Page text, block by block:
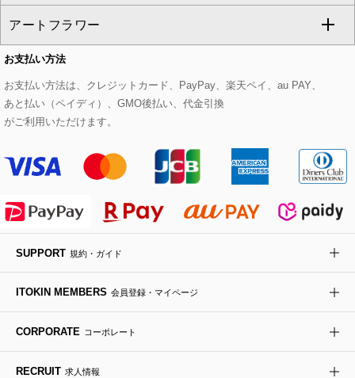
eur3
Maison de CINQ
MK MICHEL KLEIN BAG
HIROKO KOSHINO
スウェット・ジャージー
その他のトップス
セットアップパンツ
セットアップスカート
セットアップワンピース
チェスターコート
モッズコート
ステンカラーコート
ライダースジャケット
デニムジャケット
ダウンジャケット・コート
ベルト・サスペンダー
帽子
ヘアアクセサリー
ハンカチ・バンダナ
手袋
チャーム・ストラップ
ピアス・イヤリング
ブレスレット・バングル
ブローチ・コサージュ
トートバッグ
ショルダーバッグ
ボストンバッグ
バックパック・リュック
ボディバッグ・メッセンジャーバッグ
トラベルバッグ
すべてのシューズ
パンプス
スニーカー
フラットシューズ
ローファー
ドレスシューズ
アートフラワー
すべてのアートフラワー
ローズ
カサブランカ・カラー
ラナンキュラス
ポプリアレンジ＆フレグランス
お支払い方法
お支払い方法は、クレジットカード、PayPay、楽天ペイ、au PAY、
あと払い（ペイディ）、GMO後払い、代金引換
がご利用いただけます。
SUPPORT 規約・ガイド
ITOKIN MEMBERS 会員登録・マイページ
CORPORATE コーポレート
RECRUIT 求人情報